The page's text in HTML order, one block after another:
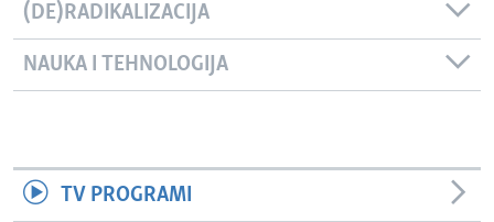
(DE)RADIKALIZACIJA
NAUKA I TEHNOLOGIJA
TV PROGRAMI